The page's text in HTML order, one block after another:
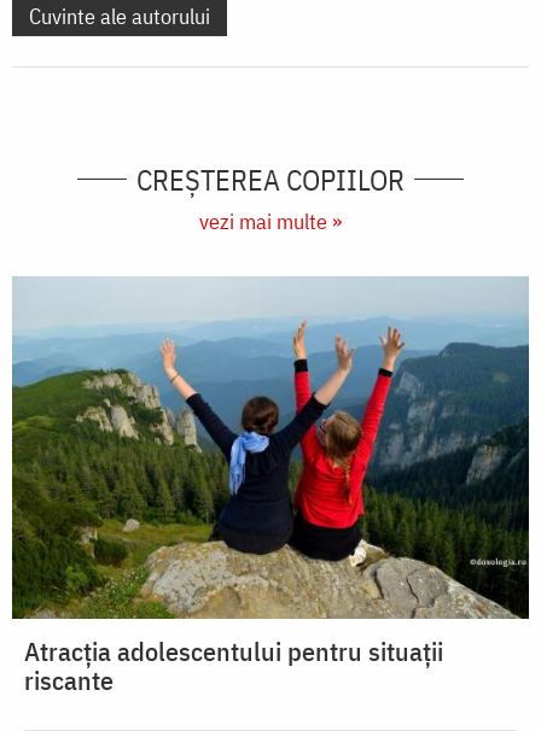
Cuvinte ale autorului
CREŞTEREA COPIILOR
vezi mai multe »
Atracția adolescentului pentru situații
riscante